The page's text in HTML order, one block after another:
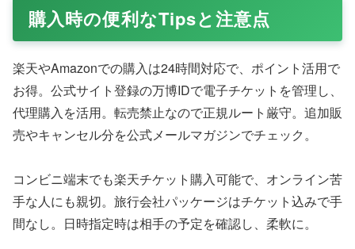
購入時の便利なTipsと注意点
楽天やAmazonでの購入は24時間対応で、ポイント活用で
お得。公式サイト登録の万博IDで電子チケットを管理し、
代理購入を活用。転売禁止なので正規ルート厳守。追加販
売やキャンセル分を公式メールマガジンでチェック。
コンビニ端末でも楽天チケット購入可能で、オンライン苦
手な人にも親切。旅行会社パッケージはチケット込みで手
間なし。日時指定時は相手の予定を確認し、柔軟に。